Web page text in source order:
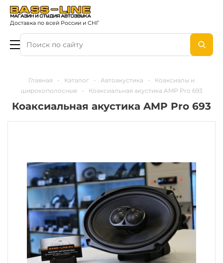
Доставка по всей России и СНГ
Главная - Каталог - Автоакустика -
Коаксиалы и
широкополосные
- Коаксиальная акустика AMP Pro 693
Коаксиальная акустика AMP Pro 693